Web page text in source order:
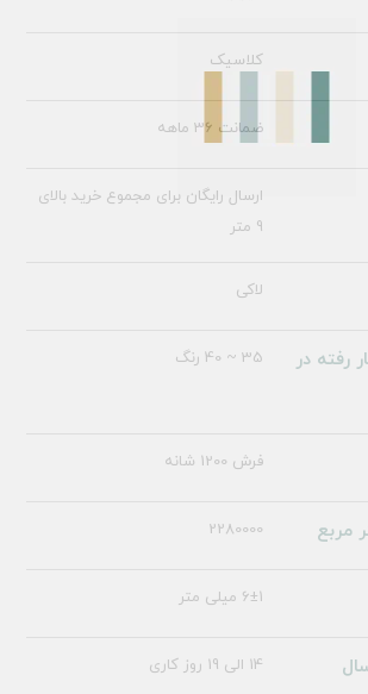
کلاسیک
ضمانت 36 ماهه
ارسال رایگان برای مجموع خرید بالای
9 متر
لاکی
رفته در
35 ~ 40 رنگ
فرش 1200 شانه
مربع 2280000
6±1 میلی متر
14 الی 19 روز کاری